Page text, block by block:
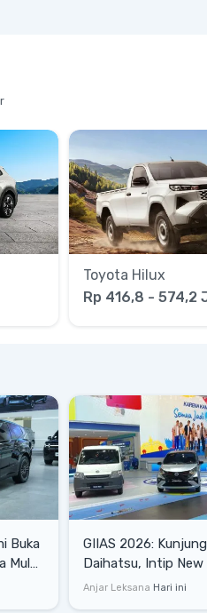
Toyota Hilux
Rp 416,8 - 574,2
Buka
Mulai
GIIAS 2026:
Daihatsu, Intip New
SE hingga Gran
Anjar Leksana Hari ini